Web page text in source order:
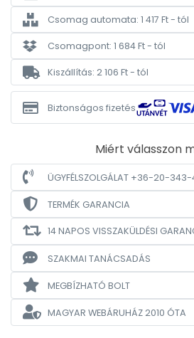
Csomag automata: 1 417 Ft - tól
Csomagpont: 1 684 Ft - tól
Kiszállítás: 2 106 Ft - tól
Biztonságos fizetés
Miért válasszon
ÜGYFÉLSZOLGÁLAT +36-20-
TERMÉK GARANCIA
14 NAPOS VISSZAKÜLDÉSI
SZAKMAI TANÁCSADÁS
MEGBÍZHATÓ BOLT
MAGYAR WEBÁRUHÁZ2010 ÓTA